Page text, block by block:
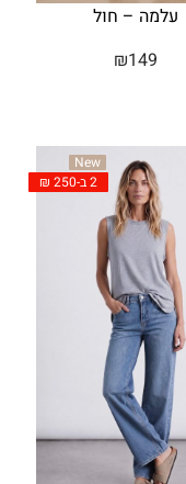
עלמה – חול
₪149
New
2 ב-250 ₪